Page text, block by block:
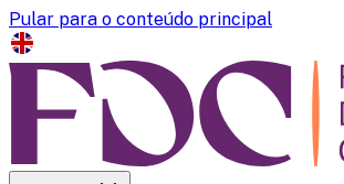
Pular para o conteúdo principal